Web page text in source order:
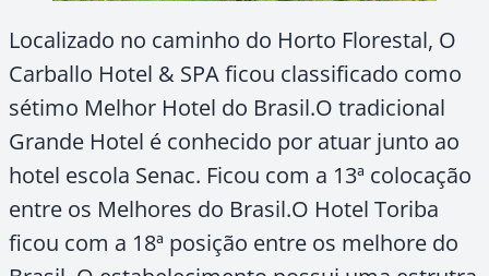
Localizado no caminho do Horto Florestal, O
Carballo Hotel & SPA ficou classificado como
sétimo Melhor Hotel do Brasil.O tradicional
Grande Hotel é conhecido por atuar junto ao
hotel escola Senac. Ficou com a 13ª colocação
entre os Melhores do Brasil.O Hotel Toriba
ficou com a 18ª posição entre os melhore do